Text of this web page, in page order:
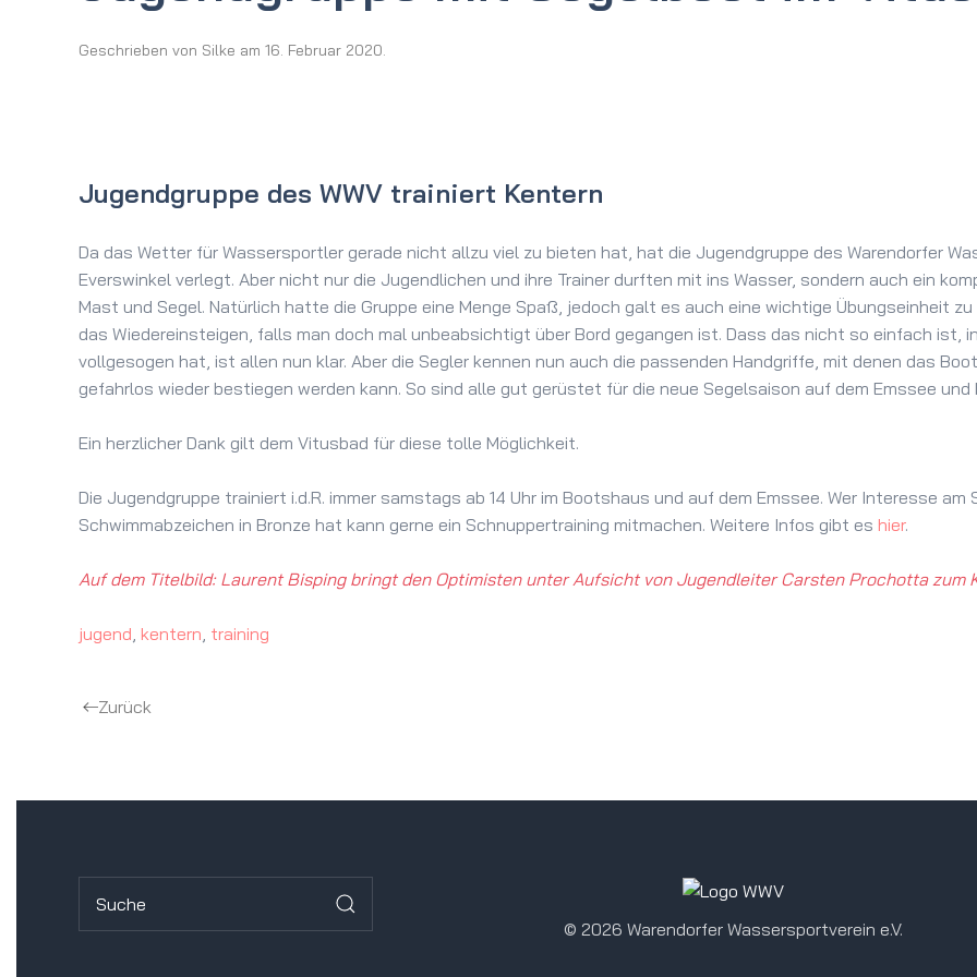
Geschrieben von Silke am 16. Februar 2020
Jugendgruppe des WWV trainiert Kentern
Da das Wetter für Wassersportler gerade nicht allzu viel zu bieten hat, hat die Jugendgruppe des Warendorfer
Everswinkel verlegt. Aber nicht nur die Jugendlichen und ihre Trainer durften mit ins Wasser, sondern auch ein
Mast und Segel. Natürlich hatte die Gruppe eine Menge Spaß, jedoch galt es auch eine wichtige Übungseinheit
das Wiedereinsteigen, falls man doch mal unbeabsichtigt über Bord gegangen ist. Dass das nicht so einfach ist,
vollgesogen hat, ist allen nun klar. Aber die Segler kennen nun auch die passenden Handgriffe, mit denen das
gefahrlos wieder bestiegen werden kann. So sind alle gut gerüstet für die neue Segelsaison auf dem Emssee und
Ein herzlicher Dank gilt dem Vitusbad für diese tolle Möglichkeit.
Die Jugendgruppe trainiert i.d.R. immer samstags ab 14 Uhr im Bootshaus und auf dem Emssee. Wer Interesse
Schwimmabzeichen in Bronze hat kann gerne ein Schnuppertraining mitmachen. Weitere Infos gibt es hier.
Auf dem Titelbild: Laurent Bisping bringt den Optimisten unter Aufsicht von Jugendleiter Carsten Prochotta zum
jugend kentern training
Zurück
© 2026 Warendorfer Wassersportverein e.V.